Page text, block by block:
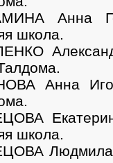
Анна
школа.
Анна
школа.
Людмила